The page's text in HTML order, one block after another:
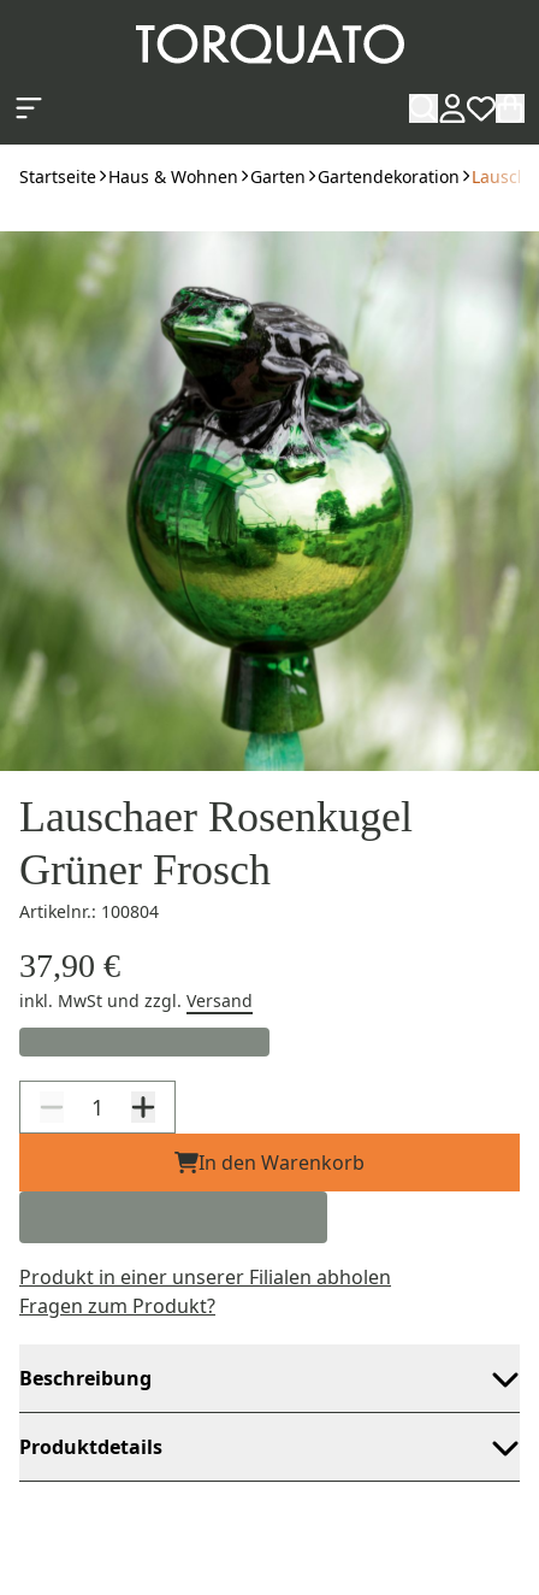
Startseite Haus & Wohnen Garten Gartendekoration
Lauschaer Rosenkugel
Grüner Frosch
Artikelnr.: 100804
37,90 €
inkl. MwSt und zzgl. Versand
In den Warenkorb
Produkt in einer unserer Filialen abholen
Fragen zum Produkt?
Beschreibung
Produktdetails